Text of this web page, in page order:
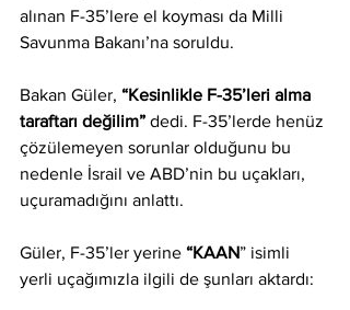
alınan F-35’lere el koyması da Milli
Savunma Bakanı’na soruldu.
Bakan Güler, “Kesinlikle F-35’leri alma
taraftarı değilim” dedi. F-35’lerde henüz
çözülemeyen sorunlar olduğunu bu
nedenle İsrail ve ABD’nin bu uçakları,
uçuramadığını anlattı.
Güler, F-35’ler yerine “KAAN” isimli
yerli uçağımızla ilgili de şunları aktardı: